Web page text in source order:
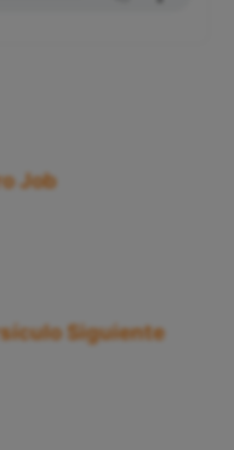
Job
Siguiente